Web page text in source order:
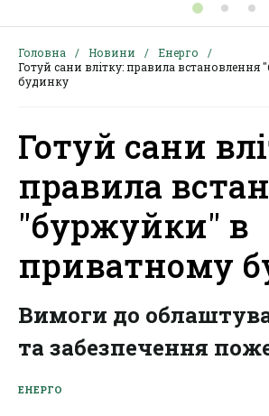
Головна Новини
Енерго
Готуй сани влітку: правила
будинку
Готуй сани
правила
"буржуйки" в
приватному
Вимоги до
та забезпечення
ЕНЕРГО